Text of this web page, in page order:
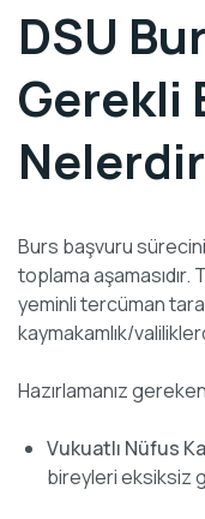
DSU
Gerekli
Burs başvuru
toplama aşamasıdır.
yeminli tercüman
kaymakamlık/
Hazırlamanız
Vukuatlı Nüfus
bireyleri eksiksiz